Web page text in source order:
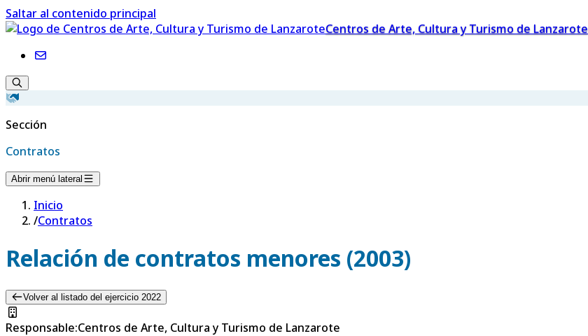
Saltar al contenido principal
Centros de Arte, Cultura y Turismo de Lanzarote
Sección
Contratos
Abrir menú lateral
Inicio
/Contratos
Relación de contratos menores (2003)
Volver al listado del ejercicio 2022
Responsable:Centros de Arte, Cultura y Turismo de Lanzarote